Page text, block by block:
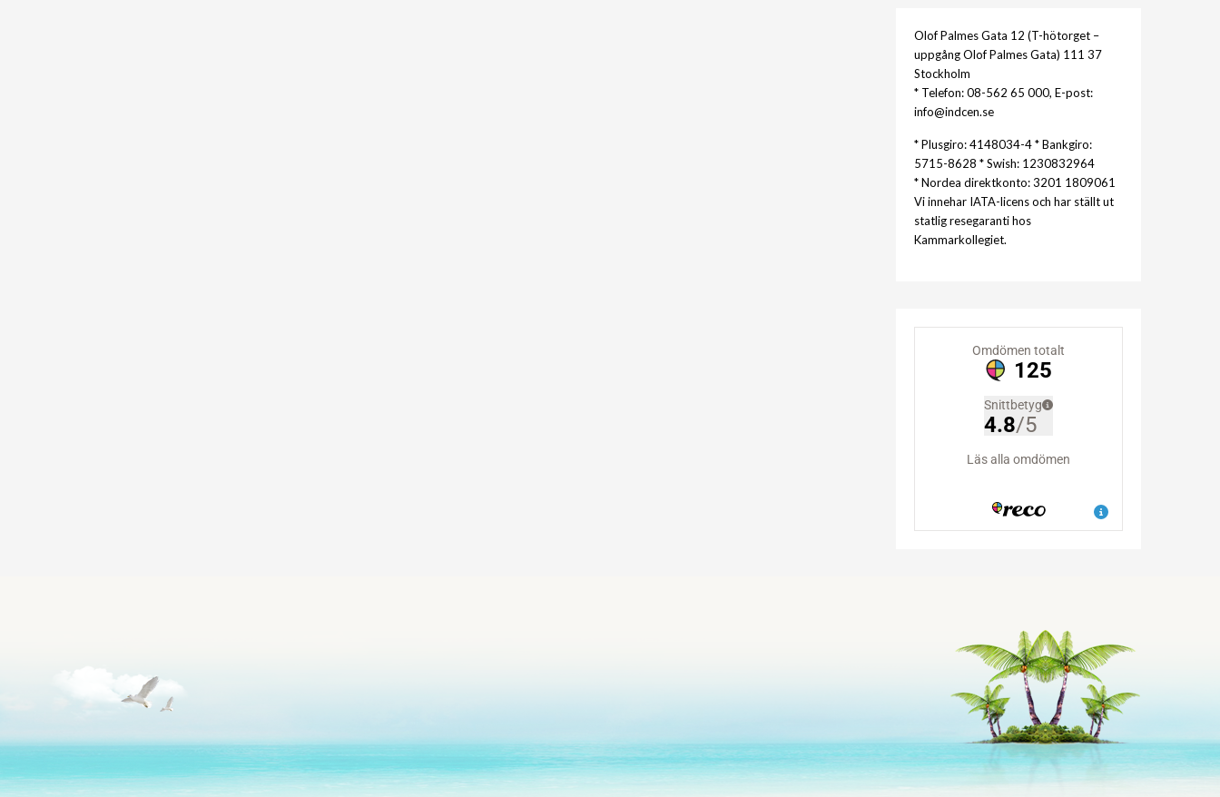
Olof Palmes Gata 12 (T-hötorget –
uppgång Olof Palmes Gata) 111 37
Stockholm
* Telefon: 08-562 65 000, E-post:
info@indcen.se
* Plusgiro: 4148034-4 * Bankgiro:
5715-8628 * Swish: 1230832964
* Nordea direktkonto: 3201 1809061
Vi innehar IATA-licens och har ställt ut
statlig resegaranti hos
Kammarkollegiet.